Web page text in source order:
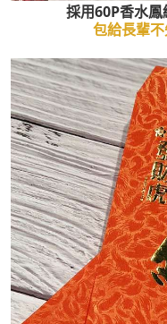
採用60P香水鳳
包給長輩